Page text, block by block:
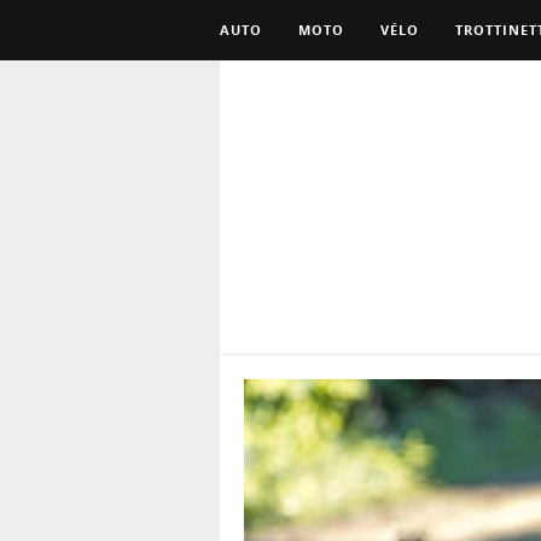
AUTO MOTO VÉLO